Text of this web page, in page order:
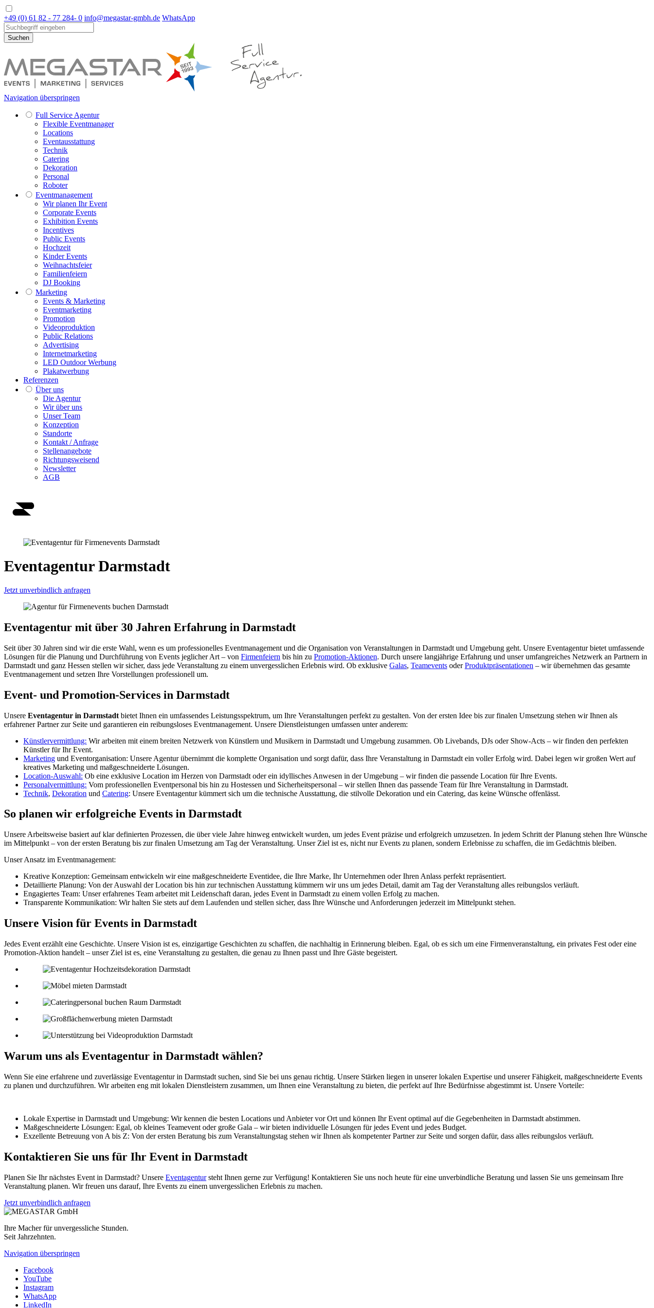
+49 (0) 61 82 - 77 284- 0 info@megastar-gmbh.de WhatsApp
Suchen
Navigation überspringen
Full Service Agentur
Flexible Eventmanager
Locations
Eventausstattung
Technik
Catering
Dekoration
Personal
Roboter
Eventmanagement
Wir planen Ihr Event
Corporate Events
Exhibition Events
Incentives
Public Events
Hochzeit
Kinder Events
Weihnachtsfeier
Familienfeiern
DJ Booking
Marketing
Events & Marketing
Eventmarketing
Promotion
Videoproduktion
Public Relations
Advertising
Internetmarketing
LED Outdoor Werbung
Plakatwerbung
Referenzen
Über uns
Die Agentur
Wir über uns
Unser Team
Konzeption
Standorte
Kontakt / Anfrage
Stellenangebote
Richtungsweisend
Newsletter
AGB
Eventagentur Darmstadt
Jetzt unverbindlich anfragen
Eventagentur mit über 30 Jahren Erfahrung in Darmstadt
Seit über 30 Jahren sind wir die erste Wahl, wenn es um professionelles Eventmanagement und die Organisation von Veranstaltungen in Darmstadt und Umgebung geht. Unsere Eventagentur bietet umfassende
Lösungen für die Planung und Durchführung von Events jeglicher Art – von Firmenfeiern bis hin zu Promotion-Aktionen. Durch unsere langjährige Erfahrung und unser umfangreiches Netzwerk an Partnern in
Darmstadt und ganz Hessen stellen wir sicher, dass jede Veranstaltung zu einem unvergesslichen Erlebnis wird. Ob exklusive Galas, Teamevents oderProduktpräsentationen – wir übernehmen das gesamte
Eventmanagement und setzen Ihre Vorstellungen professionell um.
Event- und Promotion-Services in Darmstadt
Unsere Eventagentur in Darmstadt bietet Ihnen ein umfassendes Leistungsspektrum, um Ihre Veranstaltungen perfekt zu gestalten. Von der ersten Idee bis zur finalen Umsetzung stehen wir Ihnen als
erfahrener Partner zur Seite und garantieren ein reibungsloses Eventmanagement. Unsere Dienstleistungen umfassen unter anderem:
Künstlervermittlung: Wir arbeiten mit einem breiten Netzwerk von Künstlern und Musikern in Darmstadt und Umgebung zusammen. Ob Livebands, DJs oder Show-Acts – wir finden den perfekten
Künstler für Ihr Event.
Marketing und Eventorganisation: Unsere Agentur übernimmt die komplette Organisation und sorgt dafür, dass Ihre Veranstaltung in Darmstadt ein voller Erfolg wird. Dabei legen wir großen Wert auf
kreatives Marketing und maßgeschneiderte Lösungen.
Location-Auswahl: Ob eine exklusive Location im Herzen von Darmstadt oder ein idyllisches Anwesen in der Umgebung – wir finden die passende Location für Ihre Events.
Personalvermittlung: Vom professionellen Eventpersonal bis hin zu Hostessen und Sicherheitspersonal – wir stellen Ihnen das passende Team für Ihre Veranstaltung in Darmstadt.
Technik, Dekoration und Catering: Unsere Eventagentur kümmert sich um die technische Ausstattung, die stilvolle Dekoration und ein Catering, das keine Wünsche offenlässt.
So planen wir erfolgreiche Events in Darmstadt
Unsere Arbeitsweise basiert auf klar definierten Prozessen, die über viele Jahre hinweg entwickelt wurden, um jedes Event präzise und erfolgreich umzusetzen. In jedem Schritt der Planung stehen Ihre Wünsche
im Mittelpunkt – von der ersten Beratung bis zur finalen Umsetzung am Tag der Veranstaltung. Unser Ziel ist es, nicht nur Events zu planen, sondern Erlebnisse zu schaffen, die im Gedächtnis bleiben.
Unser Ansatz im Eventmanagement:
Kreative Konzeption: Gemeinsam entwickeln wir eine maßgeschneiderte Eventidee, die Ihre Marke, Ihr Unternehmen oder Ihren Anlass perfekt repräsentiert.
Detaillierte Planung: Von der Auswahl der Location bis hin zur technischen Ausstattung kümmern wir uns um jedes Detail, damit am Tag der Veranstaltung alles reibungslos verläuft.
Engagiertes Team: Unser erfahrenes Team arbeitet mit Leidenschaft daran, jedes Event in Darmstadt zu einem vollen Erfolg zu machen.
Transparente Kommunikation: Wir halten Sie stets auf dem Laufenden und stellen sicher, dass Ihre Wünsche und Anforderungen jederzeit im Mittelpunkt stehen.
Unsere Vision für Events in Darmstadt
Jedes Event erzählt eine Geschichte. Unsere Vision ist es, einzigartige Geschichten zu schaffen, die nachhaltig in Erinnerung bleiben. Egal, ob es sich um eine Firmenveranstaltung, ein privates Fest oder eine
Promotion-Aktion handelt – unser Ziel ist es, eine Veranstaltung zu gestalten, die genau zu Ihnen passt und Ihre Gäste begeistert.
Warum uns als Eventagentur in Darmstadt wählen?
Wenn Sie eine erfahrene und zuverlässige Eventagentur in Darmstadt suchen, sind Sie bei uns genau richtig. Unsere Stärken liegen in unserer lokalen Expertise und unserer Fähigkeit, maßgeschneiderte Events
zu planen und durchzuführen. Wir arbeiten eng mit lokalen Dienstleistern zusammen, um Ihnen eine Veranstaltung zu bieten, die perfekt auf Ihre Bedürfnisse abgestimmt ist. Unsere Vorteile:
Lokale Expertise in Darmstadt und Umgebung: Wir kennen die besten Locations und Anbieter vor Ort und können Ihr Event optimal auf die Gegebenheiten in Darmstadt abstimmen.
Maßgeschneiderte Lösungen: Egal, ob kleines Teamevent oder große Gala – wir bieten individuelle Lösungen für jedes Event und jedes Budget.
Exzellente Betreuung von A bis Z: Von der ersten Beratung bis zum Veranstaltungstag stehen wir Ihnen als kompetenter Partner zur Seite und sorgen dafür, dass alles reibungslos verläuft.
Kontaktieren Sie uns für Ihr Event in Darmstadt
Planen Sie Ihr nächstes Event in Darmstadt? Unsere Eventagentursteht Ihnen gerne zur Verfügung! Kontaktieren Sie uns noch heute für eine unverbindliche Beratung und lassen Sie uns gemeinsam Ihre
Veranstaltung planen. Wir freuen uns darauf, Ihre Events zu einem unvergesslichen Erlebnis zu machen.
Jetzt unverbindlich anfragen
Ihre Macher für unvergessliche Stunden.
Seit Jahrzehnten.
Navigation überspringen
Facebook
YouTube
Instagram
WhatsApp
LinkedIn